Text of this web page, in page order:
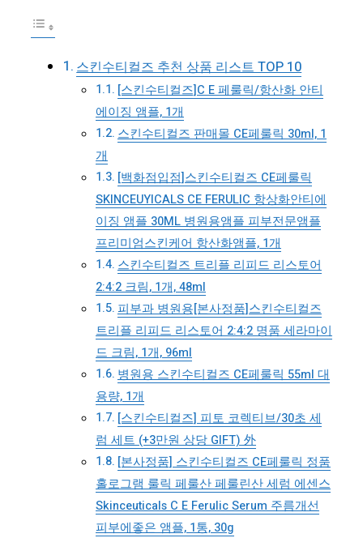
스킨수티컬즈 추천 상품 리스트 TOP 10
[스킨수티컬즈]C E 페룰릭/항산화 안티
에이징 앰플, 1개
스킨수티컬즈 판매몰 CE페룰릭 30ml, 1
개
[백화점입점]스킨수티컬즈 CE페룰릭
SKINCEUYICALS CE FERULIC 항상화안티에
이징 앰플 30ML 병원용앰플 피부전문앰플
프리미엄스킨케어 항산화앰플, 1개
스킨수티컬즈 트리플 리피드 리스토어
2:4:2 크림, 1개, 48ml
피부과 병원용[본사정품]스킨수티컬즈
트리플 리피드 리스토어 2:4:2 명품 세라마이
드 크림, 1개, 96ml
병원용 스킨수티컬즈 CE페룰릭 55ml 대
용량, 1개
[스킨수티컬즈] 피토 코렉티브/30초 세
럼 세트 (+3만원 상당 GIFT) 外
[본사정품] 스킨수티컬즈 CE페룰릭 정품
홀로그램 룰릭 페룰산 페룰린산 세럼 에센스
Skinceuticals C E Ferulic Serum 주름개선
피부에좋은 앰플, 1통, 30g